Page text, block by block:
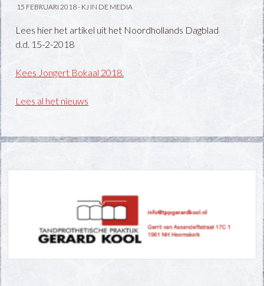
15 FEBRUARI 2018 - KJ IN DE MEDIA
Lees hier het artikel uit het Noordhollands Dagblad
d.d. 15-2-2018
Kees Jongert Bokaal 2018.
Lees al het nieuws